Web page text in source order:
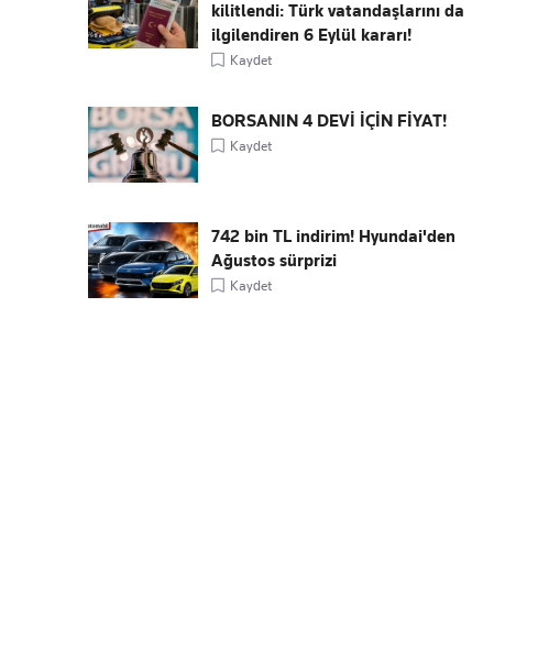
kilitlendi: Türk vatandaşlarını da
ilgilendiren 6 Eylül kararı!
Kaydet
BORSANIN 4 DEVİ İÇİN FİYAT!
Kaydet
742 bin TL indirim! Hyundai'den
Ağustos sürprizi
Kaydet